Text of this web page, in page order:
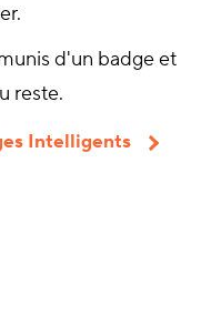
d'un badge et
reste.
Intelligents